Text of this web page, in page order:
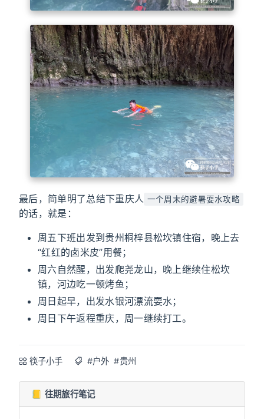
最后，简单明了总结下重庆人 一个周末的避暑耍水攻略
的话，就是：
周五下班出发到贵州桐梓县松坎镇住宿，晚上去
“红红的卤米皮”用餐；
周六自然醒，出发爬尧龙山，晚上继续住松坎
镇，河边吃一顿烤鱼；
周日起早，出发水银河漂流耍水；
周日下午返程重庆，周一继续打工。
筷子小手 #户外 #贵州
📒 往期旅行笔记